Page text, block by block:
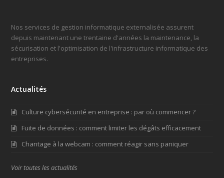
Nos services de gestion informatique externalisée assurent
depuis maintenant une trentaine d'années la maintenance, la
sécurisation et l'optimisation de l'infrastructure informatique des
entreprises.
Actualités
Culture cybersécurité en entreprise : par où commencer ?
Fuite de données : comment limiter les dégâts efficacement
Chantage à la webcam : comment réagir sans paniquer
Voir toutes les actualités